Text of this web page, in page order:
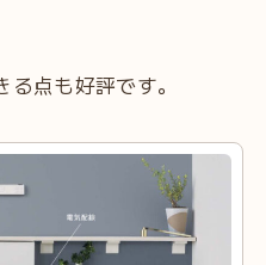
点も好評です。